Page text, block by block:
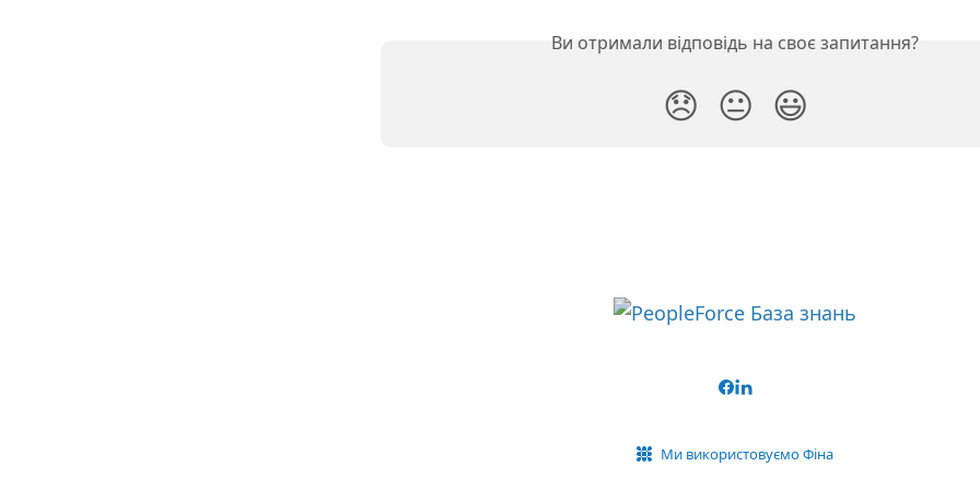
Ви отримали відповідь на своє запитання?
😞 😐 😃
Ми використовуємо Фіна